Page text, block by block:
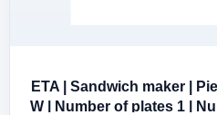
ETA | Sandwich maker |
W | Number of plates 1 |